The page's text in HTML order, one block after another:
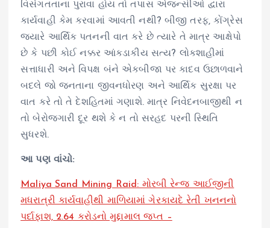
વિસંગતતાના પુરાવા હોય તો તપાસ એજન્સીઓ દ્વારા
કાર્યવાહી કેમ કરવામાં આવતી નથી? બીજી તરફ, કોંગ્રેસ
જ્યારે આર્થિક પતનની વાત કરે છે ત્યારે તે માત્ર આક્ષેપો
છે કે પછી કોઈ નક્કર આંકડાકીય સત્ય? લોકશાહીમાં
સત્તાધારી અને વિપક્ષ બંને એકબીજા પર કાદવ ઉછાળવાને
બદલે જો જનતાના જીવનધોરણ અને આર્થિક સુરક્ષા પર
વાત કરે તો તે દેશહિતમાં ગણાશે. માત્ર નિવેદનબાજીથી ન
તો બેરોજગારી દૂર થશે કે ન તો સરહદ પરની સ્થિતિ
સુધરશે.
આ પણ વાંચો:
Maliya Sand Mining Raid: મોરબી રેન્જ આઈજીની
મધરાત્રી કાર્યવાહીથી માળિયામાં ગેરકાયદે રેતી ખનનનો
પર્દાફાશ, 2.64 કરોડનો મુદ્દામાલ જપ્ત –